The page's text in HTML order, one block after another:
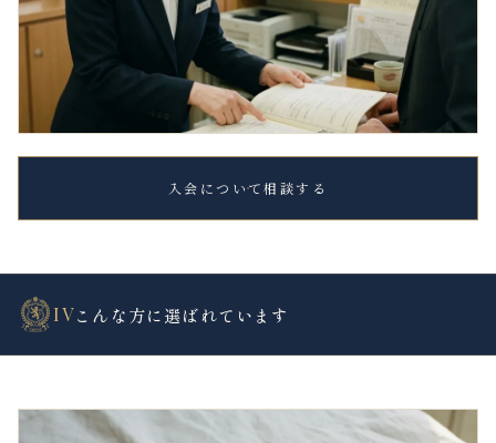
入会について相談する
IVこんな方に選ばれています